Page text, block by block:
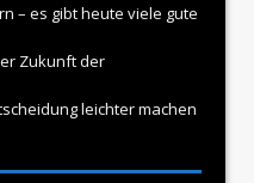
– es gibt heute viele gute
Zukunft der
leichter machen